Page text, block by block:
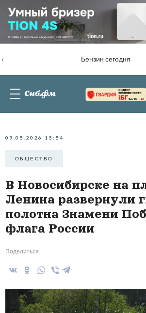
Бензин сегодня
‹
82.76% -1.2
09.05.2026 15:54
ОБЩЕСТВО
В Новосибирске на
Ленина развернули
полотна Знамени
флага России
Поделиться